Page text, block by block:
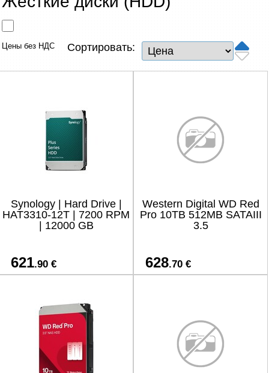
Сетевые товары
ТВ, Фото и электроника
Renewd техника, Outlet
Цены без НДС Сортировать:
Synology | Hard Drive |
HAT3310-12T | 7200 RPM
| 12000 GB
621.90 €
Western Digital WD Red
Pro 10TB 512MB SATAIII
3.5
628.70 €